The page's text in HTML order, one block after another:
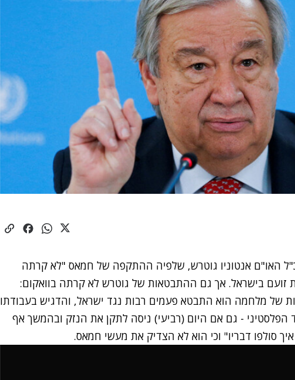
האו"ם אנטוניו גוטרש, שלפיה ההתקפה של חמאס "לא קרתה
זועם בישראל. אך גם ההתבטאות של גוטרש לא קרתה בוואקום:
של מלחמה הוא התבטא פעמים רבות נגד ישראל, והדגיש בעבודתו
- גם אם היום (רביעי) ניסה לתקן את הנזק ובהמשך אף
סולפו דבריו" וכי הוא לא הצדיק את מעשי חמאס.